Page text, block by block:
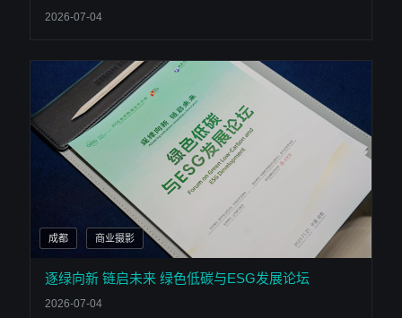
2026-07-04
成都 商业摄影
逐绿向新 链启未来 绿色低碳与ESG发展论坛
2026-07-04